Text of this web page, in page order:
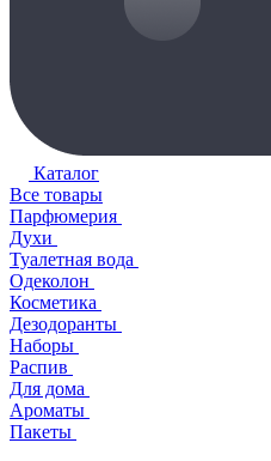
Каталог
Все товары
Парфюмерия
Духи
Туалетная вода
Одеколон
Косметика
Дезодоранты
Наборы
Распив
Для дома
Ароматы
Пакеты